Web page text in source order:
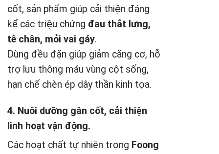
cốt, sản phẩm giúp cải thiện đáng
kể các triệu chứng đau thắt lưng,
tê chân, mỏi vai gáy.
Dùng đều đặn giúp giảm căng cơ, hỗ
trợ lưu thông máu vùng cột sống,
hạn chế chèn ép dây thần kinh tọa.
4. Nuôi dưỡng gân cốt, cải thiện
linh hoạt vận động.
Các hoạt chất tự nhiên trong Foong